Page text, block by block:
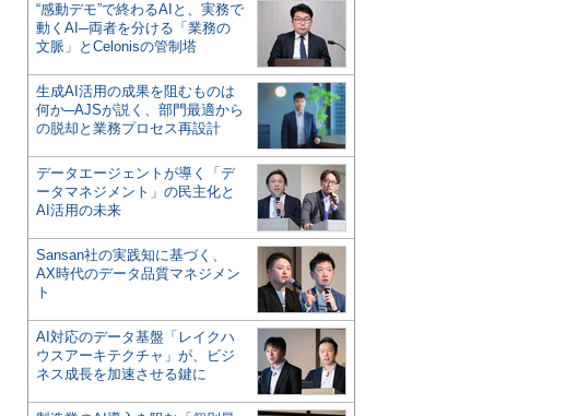
“感動デモ”で終わるAIと、実務で
動くAI─両者を分ける「業務の
文脈」とCelonisの管制塔
生成AI活用の成果を阻むものは
何か─AJSが説く、部門最適から
の脱却と業務プロセス再設計
データエージェントが導く「デ
ータマネジメント」の民主化と
AI活用の未来
Sansan社の実践知に基づく、
AX時代のデータ品質マネジメン
ト
AI対応のデータ基盤「レイクハ
ウスアーキテクチャ」が、ビジ
ネス成長を加速させる鍵に